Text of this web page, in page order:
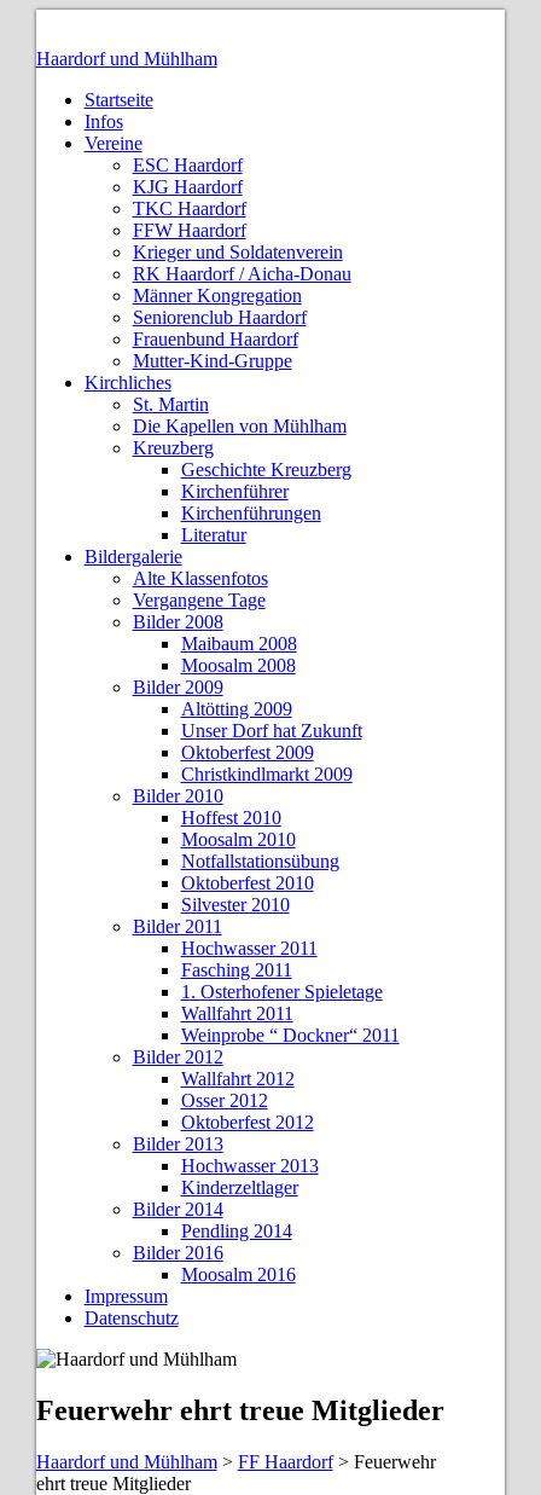
Haardorf und Mühlham
Startseite
Infos
Vereine
ESC Haardorf
KJG Haardorf
TKC Haardorf
FFW Haardorf
Krieger und Soldatenverein
RK Haardorf / Aicha-Donau
Männer Kongregation
Seniorenclub Haardorf
Frauenbund Haardorf
Mutter-Kind-Gruppe
Kirchliches
St. Martin
Die Kapellen von Mühlham
Kreuzberg
Geschichte Kreuzberg
Kirchenführer
Kirchenführungen
Literatur
Bildergalerie
Alte Klassenfotos
Vergangene Tage
Bilder 2008
Maibaum 2008
Moosalm 2008
Bilder 2009
Altötting 2009
Unser Dorf hat Zukunft
Oktoberfest 2009
Christkindlmarkt 2009
Bilder 2010
Hoffest 2010
Moosalm 2010
Notfallstationsübung
Oktoberfest 2010
Silvester 2010
Bilder 2011
Hochwasser 2011
Fasching 2011
1. Osterhofener Spieletage
Wallfahrt 2011
Weinprobe “ Dockner“ 2011
Bilder 2012
Wallfahrt 2012
Osser 2012
Oktoberfest 2012
Bilder 2013
Hochwasser 2013
Kinderzeltlager
Bilder 2014
Pendling 2014
Bilder 2016
Moosalm 2016
Impressum
Datenschutz
Feuerwehr ehrt treue Mitglieder
Haardorf und Mühlham> FF Haardorf> Feuerwehr
ehrt treue Mitglieder